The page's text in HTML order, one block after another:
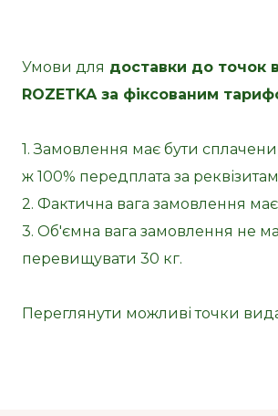
Умови для доставки до точок
ROZETKA за фіксованим
1. Замовлення має бути
ж 100% передплата за
2. Фактична вага замовлення має
3. Об'ємна вага замовлення не
перевищувати 30 кг.
Переглянути можливі точки